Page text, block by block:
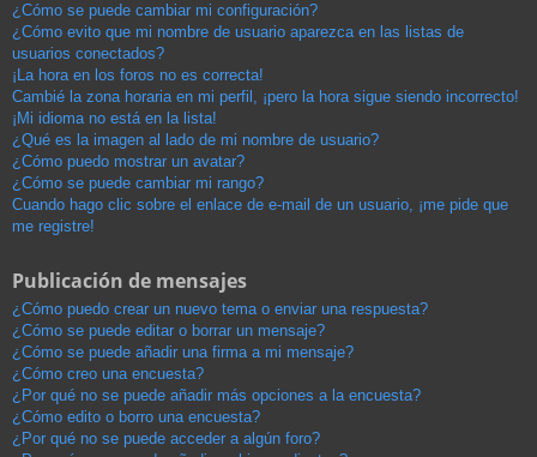
¿Cómo se puede cambiar mi configuración?
¿Cómo evito que mi nombre de usuario aparezca en las listas de
usuarios conectados?
¡La hora en los foros no es correcta!
Cambié la zona horaria en mi perfil, ¡pero la hora sigue siendo incorrecto!
¡Mi idioma no está en la lista!
¿Qué es la imagen al lado de mi nombre de usuario?
¿Cómo puedo mostrar un avatar?
¿Cómo se puede cambiar mi rango?
Cuando hago clic sobre el enlace de e-mail de un usuario, ¡me pide que
me registre!
Publicación de mensajes
¿Cómo puedo crear un nuevo tema o enviar una respuesta?
¿Cómo se puede editar o borrar un mensaje?
¿Cómo se puede añadir una firma a mi mensaje?
¿Cómo creo una encuesta?
¿Por qué no se puede añadir más opciones a la encuesta?
¿Cómo edito o borro una encuesta?
¿Por qué no se puede acceder a algún foro?